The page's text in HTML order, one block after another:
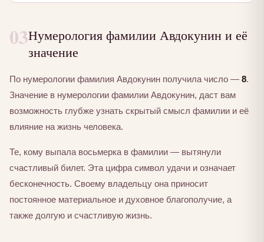
03Нумерология фамилии Авдокунин и её
значение
По нумерологии фамилия Авдокунин получила число — 8.
Значение в нумерологии фамилии Авдокунин, даст вам
возможность глубже узнать скрытый смысл фамилии и её
влияние на жизнь человека.
Те, кому выпала восьмерка в фамилии — вытянули
счастливый билет. Эта цифра символ удачи и означает
бесконечность. Своему владельцу она приносит
постоянное материальное и духовное благополучие, а
также долгую и счастливую жизнь.